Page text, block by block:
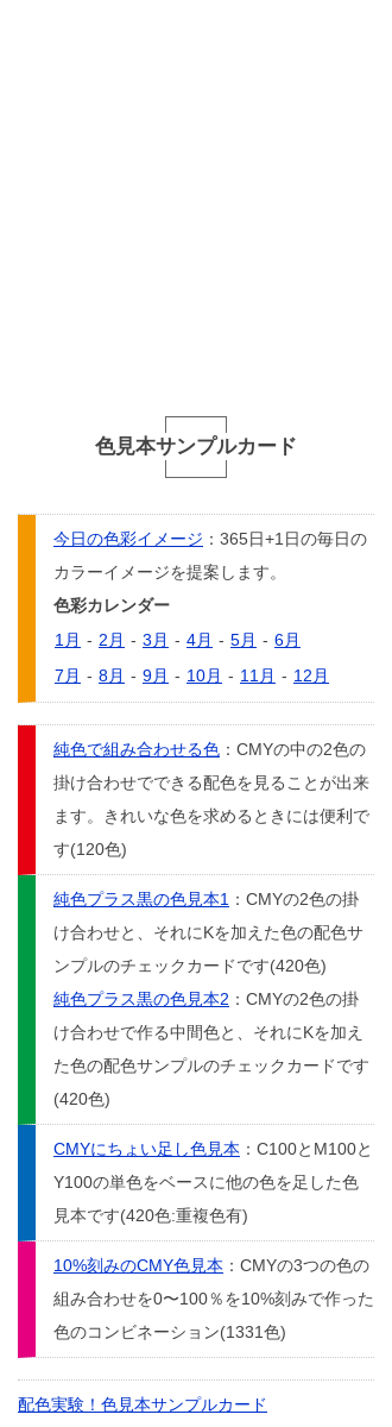
色見本サンプルカード
今日の色彩イメージ ：365日+1日の毎日の
カラーイメージを提案します。
色彩カレンダー
1月 - 2月 - 3月 - 4月 - 5月 - 6月
7月 - 8月 - 9月 - 10月 - 11月 - 12月
純色で組み合わせる色 ：CMYの中の2色の
掛け合わせでできる配色を見ることが出来
ます。きれいな色を求めるときには便利で
す(120色)
純色プラス黒の色見本1 ：CMYの2色の掛
け合わせと、それにKを加えた色の配色サ
ンプルのチェックカードです(420色)
純色プラス黒の色見本2 ：CMYの2色の掛
け合わせで作る中間色と、それにKを加え
た色の配色サンプルのチェックカードです
(420色)
CMYにちょい足し色見本 ：C100とM100と
Y100の単色をベースに他の色を足した色
見本です(420色:重複色有)
10%刻みのCMY色見本 ：CMYの3つの色の
組み合わせを0〜100％を10%刻みで作った
色のコンビネーション(1331色)
配色実験！色見本サンプルカード